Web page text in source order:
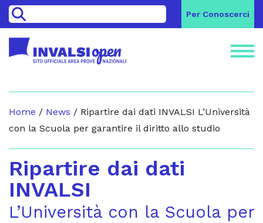
> Per Conoscerci
Home / News / Ripartire dai dati INVALSI L’Università
con la Scuola per garantire il diritto allo studio
Ripartire dai dati
INVALSI
L’Università con la Scuola per